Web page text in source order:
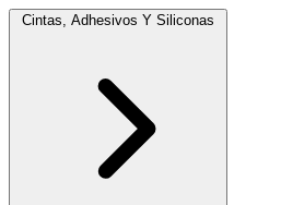
Cintas, Adhesivos Y Siliconas